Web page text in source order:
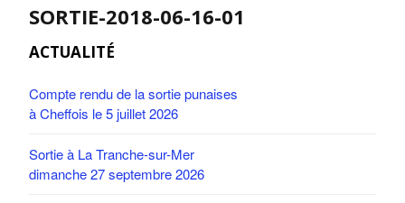
SORTIE-2018-06-16-01
ACTUALITÉ
Compte rendu de la sortie punaises
à Cheffois le 5 juillet 2026
Sortie à La Tranche-sur-Mer
dimanche 27 septembre 2026